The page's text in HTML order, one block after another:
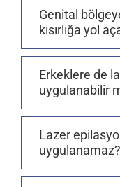
Genital
kısırlığa yol
Erkeklere de
uygulanabilir
Lazer
uygulanamaz?